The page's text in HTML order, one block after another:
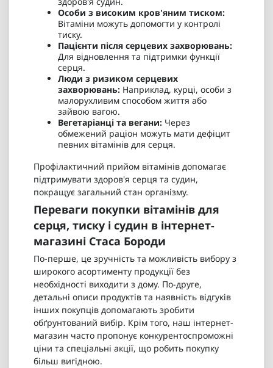
Особи з високим кров'яним тиском:
Вітаміни можуть допомогти у контролі
тиску.
Пацієнти після серцевих захворювань:
Для відновлення та підтримки функції
серця.
Люди з ризиком серцевих
захворювань: Наприклад, курці, особи з
малорухливим способом життя або
зайвою вагою.
Вегетаріанці та вегани: Через
обмежений раціон можуть мати дефіцит
певних вітамінів для серця.
Профілактичний прийом вітамінів допомагає
підтримувати здоров'я серця та судин,
покращує загальний стан організму.
Переваги покупки вітамінів для
серця, тиску і судин в інтернет-
магазині Стаса Бороди
По-перше, це зручність та можливість вибору з
широкого асортименту продукції без
необхідності виходити з дому. По-друге,
детальні описи продуктів та наявність відгуків
інших покупців допомагають зробити
обґрунтований вибір. Крім того, наш інтернет-
магазин часто пропонує конкурентоспроможні
ціни та спеціальні акції, що робить покупку
більш вигідною.